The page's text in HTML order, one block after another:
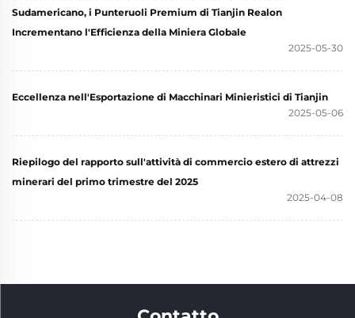
Sudamericano, i Punteruoli Premium di Tianjin Realon
Incrementano l'Efficienza della Miniera Globale
2025-05-30
Eccellenza nell'Esportazione di Macchinari Minieristici di Tianjin
2025-05-06
Riepilogo del rapporto sull'attività di commercio estero di attrezzi
minerari del primo trimestre del 2025
2025-04-08